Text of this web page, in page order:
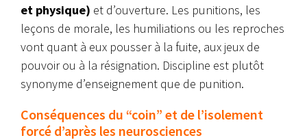
et physique) et d’ouverture. Les punitions, les
leçons de morale, les humiliations ou les reproches
vont quant à eux pousser à la fuite, aux jeux de
pouvoir ou à la résignation. Discipline est plutôt
synonyme d’enseignement que de punition.
Conséquences du “coin” et de l’isolement
forcé d’après les neurosciences